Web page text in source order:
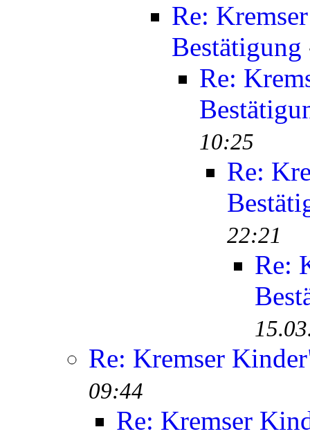
Re:
Bestätigung
Re:
10:25
Re:
22:21
Re:
Re: Kremser
09:44
Re: Kremser